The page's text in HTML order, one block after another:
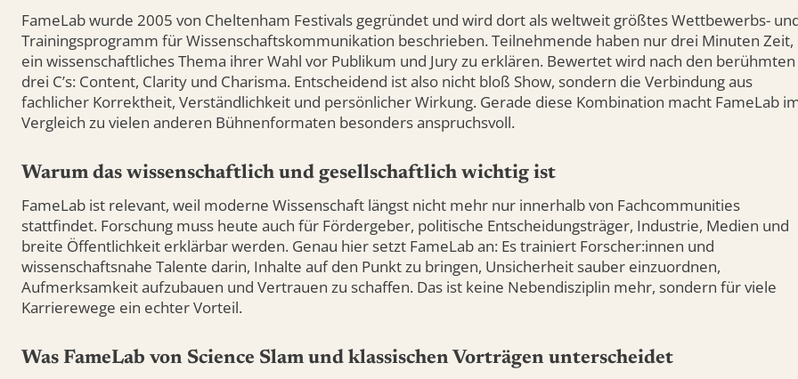
FameLab wurde 2005 von Cheltenham Festivals gegründet und wird dort als weltweit größtes Wettbewerbs-
Trainingsprogramm für Wissenschaftskommunikation beschrieben. Teilnehmende haben nur drei Minuten Zeit,
ein wissenschaftliches Thema ihrer Wahl vor Publikum und Jury zu erklären. Bewertet wird nach den berühmten
drei C’s: Content, Clarity und Charisma. Entscheidend ist also nicht bloß Show, sondern die Verbindung aus
fachlicher Korrektheit, Verständlichkeit und persönlicher Wirkung. Gerade diese Kombination macht FameLab
Vergleich zu vielen anderen Bühnenformaten besonders anspruchsvoll.
Warum das wissenschaftlich und gesellschaftlich wichtig ist
FameLab ist relevant, weil moderne Wissenschaft längst nicht mehr nur innerhalb von Fachcommunities
stattfindet. Forschung muss heute auch für Fördergeber, politische Entscheidungsträger, Industrie, Medien und
breite Öffentlichkeit erklärbar werden. Genau hier setzt FameLab an: Es trainiert Forscher:innen und
wissenschaftsnahe Talente darin, Inhalte auf den Punkt zu bringen, Unsicherheit sauber einzuordnen,
Aufmerksamkeit aufzubauen und Vertrauen zu schaffen. Das ist keine Nebendisziplin mehr, sondern für viele
Karrierewege ein echter Vorteil.
Was FameLab von Science Slam und klassischen Vorträgen unterscheidet